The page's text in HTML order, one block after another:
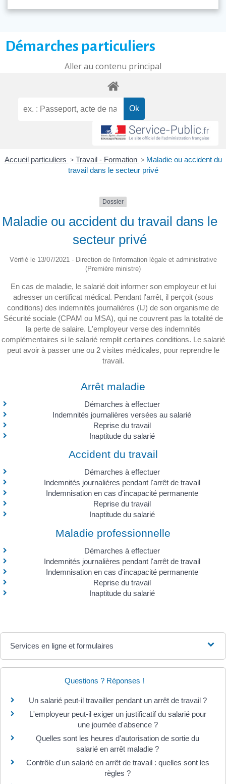
Démarches particuliers
Aller au contenu principal
Accueil particuliers > Travail - Formation > Maladie ou accident du
travail dans le secteur privé
Dossier
Maladie ou accident du travail dans le
secteur privé
Vérifié le 13/07/2021 - Direction de l'information légale et administrative
(Première ministre)
En cas de maladie, le salarié doit informer son employeur et lui
adresser un certificat médical. Pendant l'arrêt, il perçoit (sous
conditions) des indemnités journalières (IJ) de son organisme de
Sécurité sociale (CPAM ou MSA), qui ne couvrent pas la totalité de
la perte de salaire. L'employeur verse des indemnités
complémentaires si le salarié remplit certaines conditions. Le salarié
peut avoir à passer une ou 2 visites médicales, pour reprendre le
travail.
Arrêt maladie
Démarches à effectuer
Indemnités journalières versées au salarié
Reprise du travail
Inaptitude du salarié
Accident du travail
Démarches à effectuer
Indemnités journalières pendant l'arrêt de travail
Indemnisation en cas d'incapacité permanente
Reprise du travail
Inaptitude du salarié
Maladie professionnelle
Démarches à effectuer
Indemnités journalières pendant l'arrêt de travail
Indemnisation en cas d'incapacité permanente
Reprise du travail
Inaptitude du salarié
Services en ligne et formulaires
Questions ? Réponses !
Un salarié peut-il travailler pendant un arrêt de travail ?
L'employeur peut-il exiger un justificatif du salarié pour
une journée d'absence ?
Quelles sont les heures d'autorisation de sortie du
salarié en arrêt maladie ?
Contrôle d'un salarié en arrêt de travail : quelles sont les
règles ?